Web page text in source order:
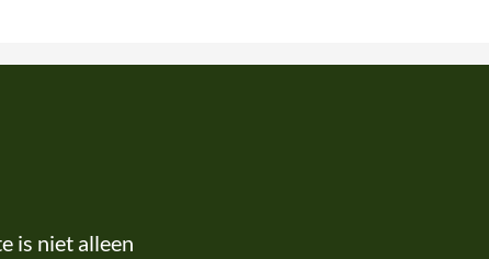
is niet alleen